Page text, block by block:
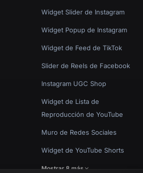
Widget Slider de Instagram
Widget Popup de Instagram
Widget de Feed de TikTok
Slider de Reels de Facebook
Instagram UGC Shop
Widget de Lista de
Reproducción de YouTube
Muro de Redes Sociales
Widget de YouTube Shorts
Mostrar 8 más